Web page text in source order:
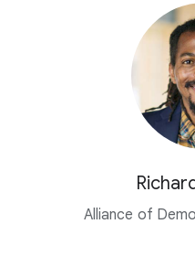
Alliance of